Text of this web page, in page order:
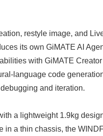
restyle image, and
its own GiMATE AI
with GiMATE
language code
and iteration.
a lightweight 1.9kg
in a thin chassis, the